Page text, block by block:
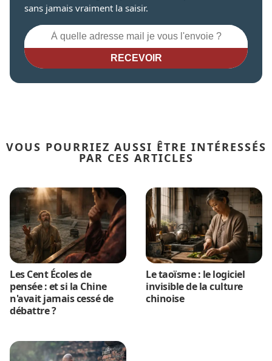
sans jamais vraiment la saisir.
RECEVOIR
VOUS POURRIEZ AUSSI ÊTRE INTÉRESSÉS
PAR CES ARTICLES
Les Cent Écoles de
pensée : et si la Chine
n'avait jamais cessé de
débattre ?
Le taoïsme : le logiciel
invisible de la culture
chinoise